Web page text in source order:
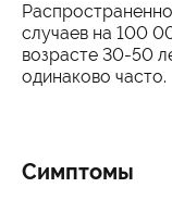
случаев на 100
возрасте 30-50
одинаково часто.
Симптомы